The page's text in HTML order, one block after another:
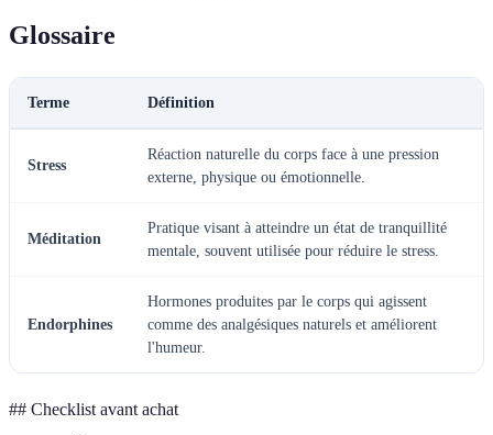
Glossaire
Terme Définition
Stress
Réaction naturelle du corps face à une pression
externe, physique ou émotionnelle.
Méditation
Pratique visant à atteindre un état de tranquillité
mentale, souvent utilisée pour réduire le stress.
Endorphines
Hormones produites par le corps qui agissent
comme des analgésiques naturels et améliorent
l'humeur.
## Checklist avant achat